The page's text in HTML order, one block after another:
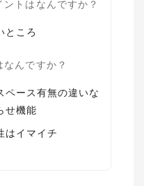
トはなんですか？
ところ
んですか？
ペース有無の違いな
せ機能
はイマイチ